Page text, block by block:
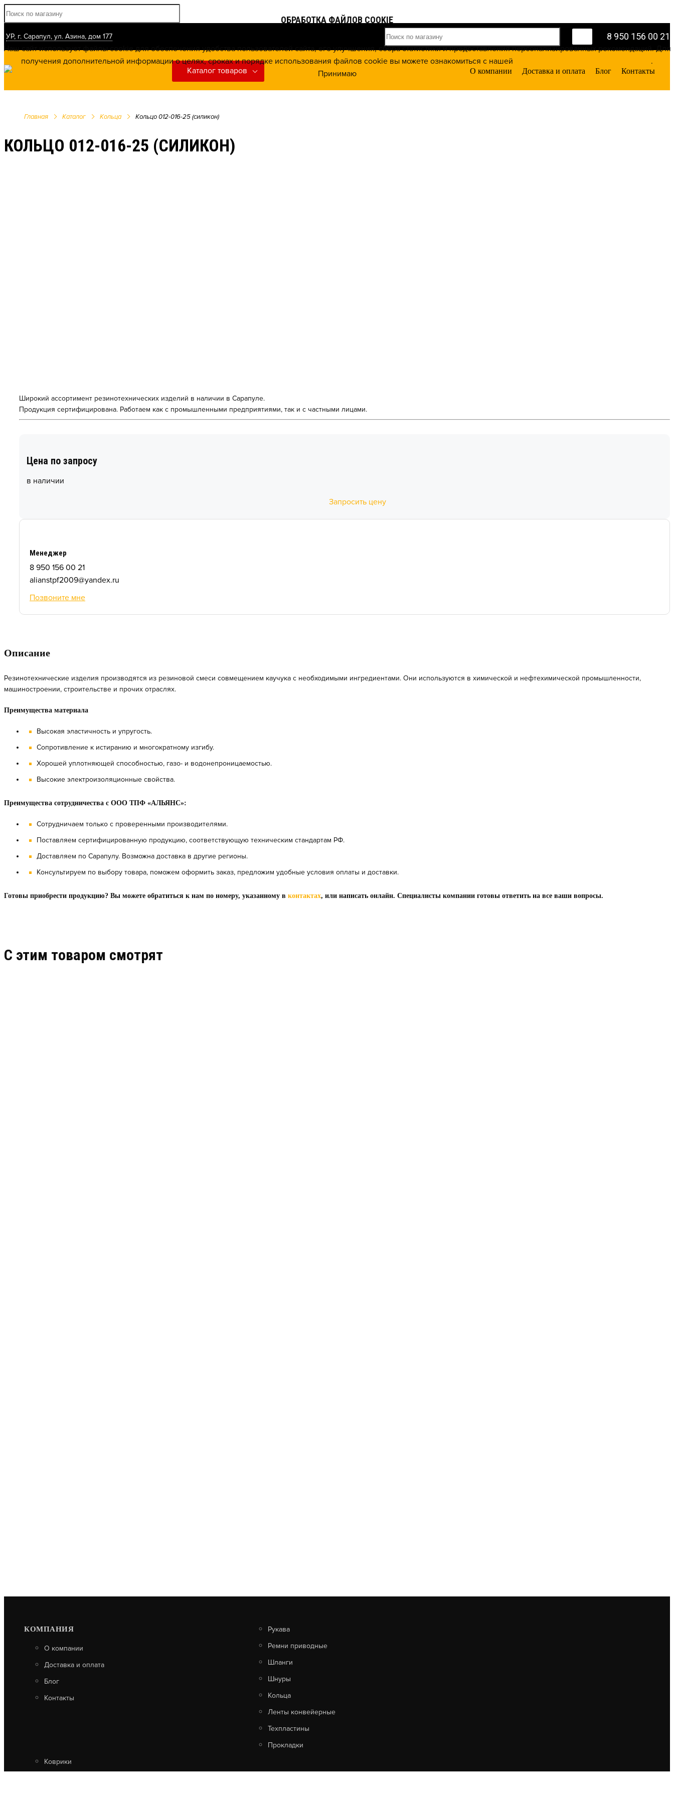
УР, г. Сарапул, ул. Азина, дом 177 8 950 156 00 21
О компании Доставка и оплата Блог Контакты
Каталог товаров
Главная Каталог Кольца Кольцо 012-016-25 (силикон)
КОЛЬЦО 012-016-25 (СИЛИКОН)
Широкий ассортимент резинотехнических изделий в наличии в Сарапуле.
Продукция сертифицирована. Работаем как с промышленными предприятиями, так и с частными лицами.
Цена по запросу
в наличии
Запросить цену
Менеджер
8 950 156 00 21
alianstpf2009@yandex.ru
Позвоните мне
Описание
Резинотехнические изделия производятся из резиновой смеси совмещением каучука с необходимыми ингредиентами. Они используются в химической и нефтехимической промышленности,
машиностроении, строительстве и прочих отраслях.
Преимущества материала
Высокая эластичность и упругость.
Сопротивление к истиранию и многократному изгибу.
Хорошей уплотняющей способностью, газо- и водонепроницаемостью.
Высокие электроизоляционные свойства.
Преимущества сотрудничества с ООО ТПФ «АЛЬЯНС»:
Сотрудничаем только с проверенными производителями.
Поставляем сертифицированную продукцию, соответствующую техническим стандартам РФ.
Доставляем по Сарапулу. Возможна доставка в другие регионы.
Консультируем по выбору товара, поможем оформить заказ, предложим удобные условия оплаты и доставки.
Готовы приобрести продукцию? Вы можете обратиться к нам по номеру, указанному в контактах, или написать онлайн. Специалисты компании готовы ответить на все ваши вопросы.
C этим товаром смотрят
КОЛЬЦО 068-074-36
Узнать цену
КОМПАНИЯ
О компании
Доставка и оплата
Блог
Контакты
Рукава
Ремни приводные
Шланги
Шнуры
Кольца
Ленты конвейерные
Техпластины
Прокладки
Коврики
ОБРАБОТКА ФАЙЛОВ COOKIE
Наш сайт использует файлы cookie для обеспечения удобства пользователей сайта, его улучшения, сбора статистики и предоставления персонализированных рекомендаций. Для
получения дополнительной информации о целях, сроках и порядке использования файлов cookie вы можете ознакомиться с нашей
.
Принимаю